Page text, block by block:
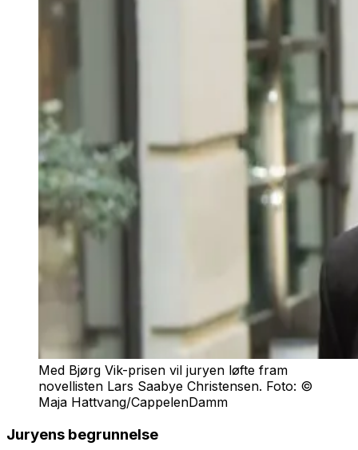
Med Bjørg Vik-prisen vil juryen løfte fram
novellisten Lars Saabye Christensen. Foto: ©
Maja Hattvang/CappelenDamm
Juryens begrunnelse